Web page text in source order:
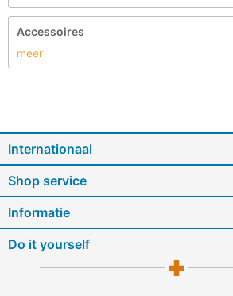
Accessoires
meer
Internationaal
Shop service
Informatie
Do it yourself